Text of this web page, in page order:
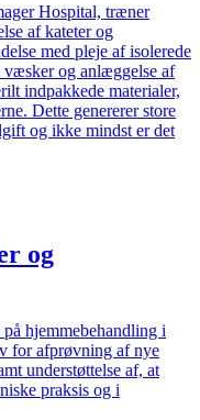
Hospital, træner
af kateter og
med pleje af isolerede
væsker og anlæggelse af
indpakkede materialer,
Dette genererer store
og ikke mindst er det
og
hjemmebehandling i
for afprøvning af nye
understøttelse af, at
praksis og i